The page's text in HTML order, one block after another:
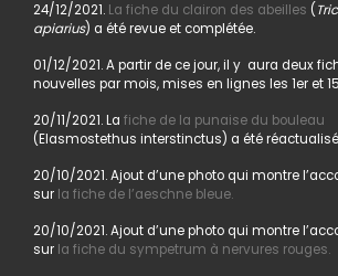
24/12/2021. La fiche du clairon des abeilles (
apiarius) a été revue et complétée.
01/12/2021. A partir de ce jour, il y aura deux
nouvelles par mois, mises en lignes les 1er et
20/11/2021. La fiche de la punaise du bouleau
(Elasmostethus interstinctus) a été
20/10/2021. Ajout d’une photo qui montre
sur la fiche de l’aeschne bleue.
20/10/2021. Ajout d’une photo qui montre
sur la fiche du sympetrum à nervures rouges.